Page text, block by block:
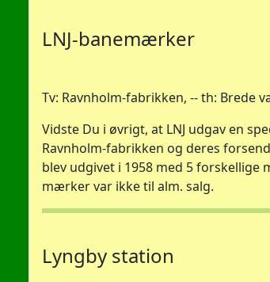
LNJ-banemærker
Tv: Ravnholm-fabrikken, -- th: Brede
Vidste Du i øvrigt, at LNJ udgav en
Ravnholm-fabrikken og deres
blev udgivet i 1958 med 5
mærker var ikke til alm. salg.
Lyngby station